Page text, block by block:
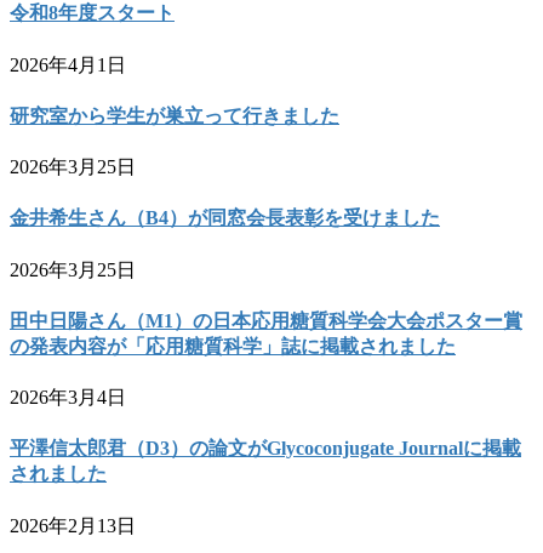
令和8年度スタート
2026年4月1日
研究室から学生が巣立って行きました
2026年3月25日
金井希生さん（B4）が同窓会長表彰を受けました
2026年3月25日
田中日陽さん（M1）の日本応用糖質科学会大会ポスター賞
の発表内容が「応用糖質科学」誌に掲載されました
2026年3月4日
平澤信太郎君（D3）の論文がGlycoconjugate Journalに掲載
されました
2026年2月13日